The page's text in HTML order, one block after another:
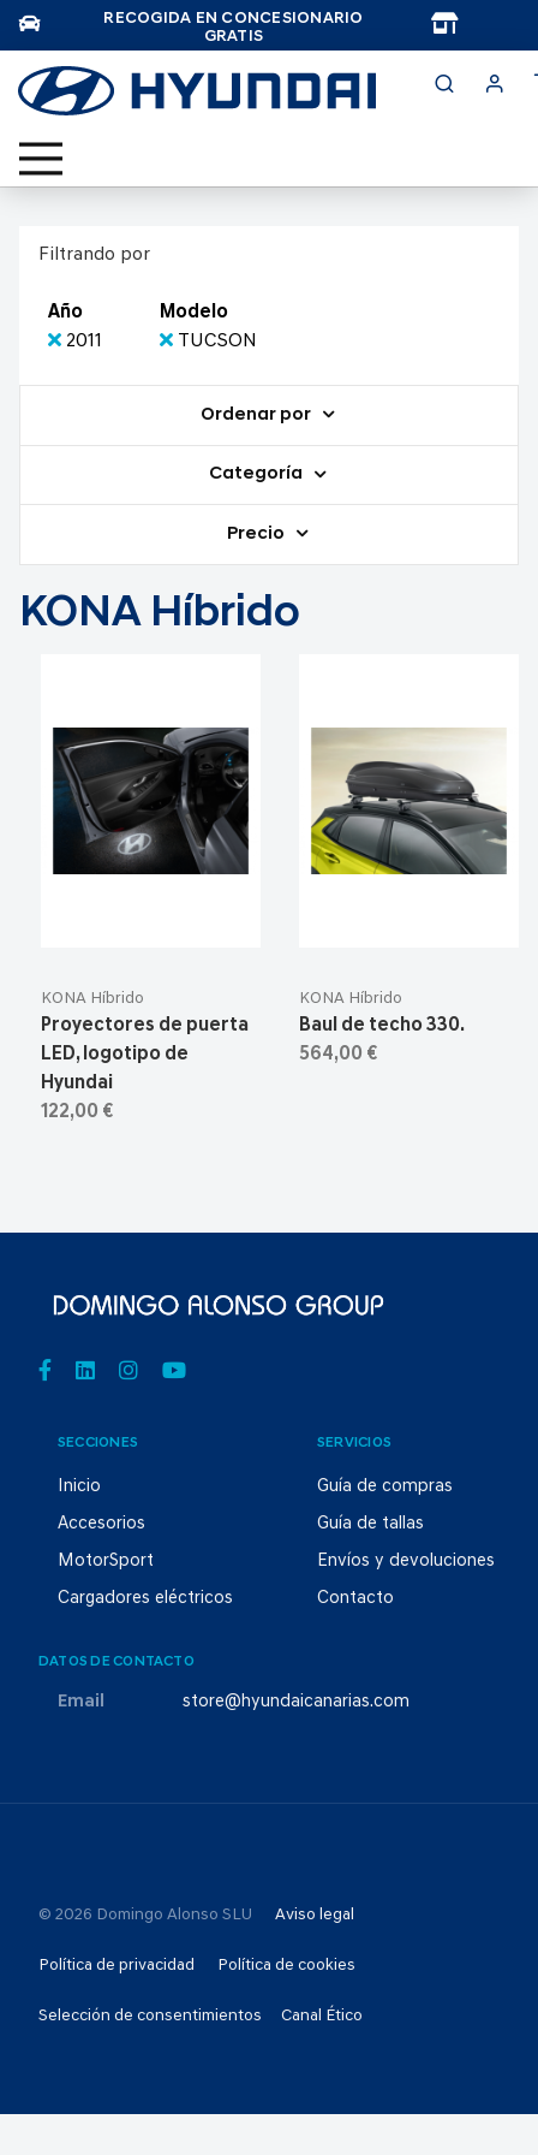
RECOGIDA EN CONCESIONARIO
GRATIS
Filtrando por
Año
2011
Modelo
TUCSON
Ordenar por
Categoría
Precio
KONA Híbrido
KONA Híbrido
Proyectores de puerta
LED, logotipo de
Hyundai
122,00 €
KONA Híbrido
Baul de techo 330.
564,00 €
SECCIONES
Inicio
Accesorios
MotorSport
Cargadores eléctricos
SERVICIOS
Guía de compras
Guía de tallas
Envíos y devoluciones
Contacto
DATOS DE CONTACTO
Email store@hyundaicanarias.com
© 2026 Domingo Alonso SLU Aviso legal
Política de privacidad Política de cookies
Selección de consentimientos Canal Ético